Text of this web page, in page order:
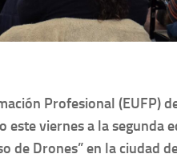
Profesional (EUFP)
este viernes a la segunda
de Drones” en la ciudad